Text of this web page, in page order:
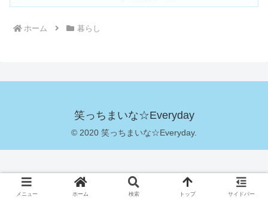
ホーム 暮らし
笑っちまいな☆Everyday
© 2020 笑っちまいな☆Everyday.
メニュー ホーム 検索 トップ サイドバー